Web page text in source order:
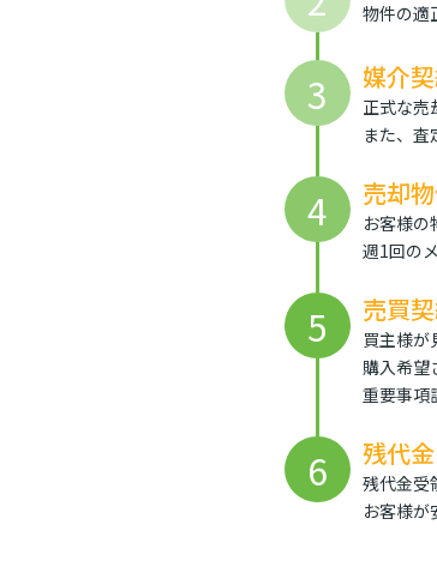
物件の適
3 媒介
正式な売
また、査
4 売却
お客様の
週1回の
5 売買
買主様が
購入希望
重要事項
6 残代
残代金受
お客様